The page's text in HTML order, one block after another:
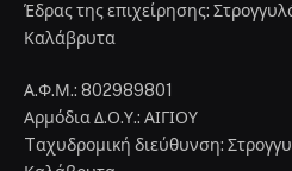
Έδρας της επιχείρησης:
Καλάβρυτα
Α.Φ.Μ.: 802989801
Αρμόδια Δ.Ο.Υ.: ΑΙΓΙΟΥ
Tαχυδρομική διεύθυνση: